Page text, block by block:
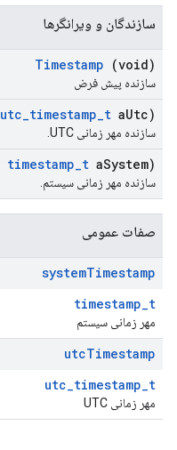
سازندگان و ویرانگرها
Timestamp (void)
سازنده پیش فرض
utc_timestamp_t aUtc)
سازنده مهر زمانی UTC.
timestamp_t aSystem)
سازنده مهر زمانی سیستم.
صفات عمومی
systemTimestamp
timestamp_t
مهر زمانی سیستم
utcTimestamp
utc_timestamp_t
مهر زمانی UTC